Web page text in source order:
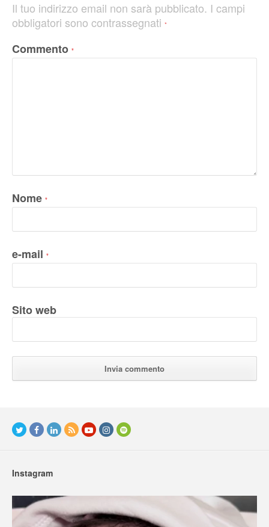
Il tuo indirizzo email non sarà pubblicato. I campi
obbligatori sono contrassegnati *
Commento *
Nome *
e-mail *
Sito web
Instagram